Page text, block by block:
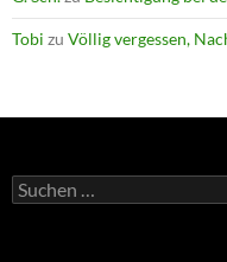
Tobi zu Völlig vergessen,
Suchen
nach: